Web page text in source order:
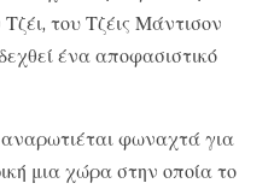
του Τζέις Μάντισον
ένα αποφασιστικό
φωναχτά για
μια χώρα στην οποία το